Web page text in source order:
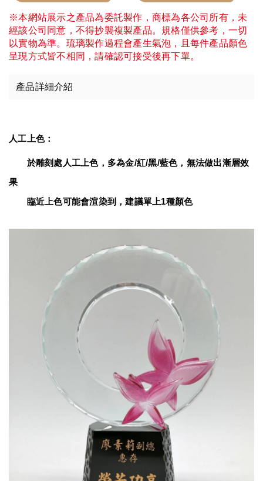
※本網站展示之產品為委託製作，商標為各公司所有，未
經該公司同意，不得抄襲複製產品。規格僅供參考，一切
以實物為準。琉璃製作過程會產生氣泡，且每件產品顏色
呈現方式皆不相同，請確認可接受後再下單。
產品詳細介紹
人工上色：
於雕刻處人工上色，多為金/紅/黑/藍色，無法做出漸層效
果
臨近上色可能會渲染到，建議單上1種顏色